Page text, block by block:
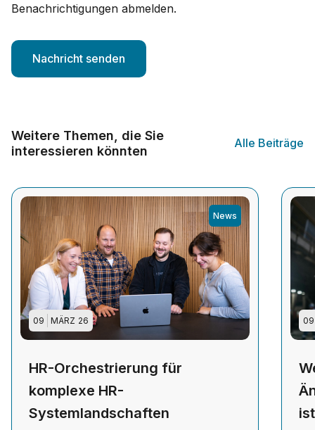
Benachrichtigungen abmelden.
Weitere Themen, die Sie
interessieren könnten
Alle Beiträge
News
09 MÄRZ 26
HR-Orchestrierung für
komplexe HR-
Systemlandschaften
09